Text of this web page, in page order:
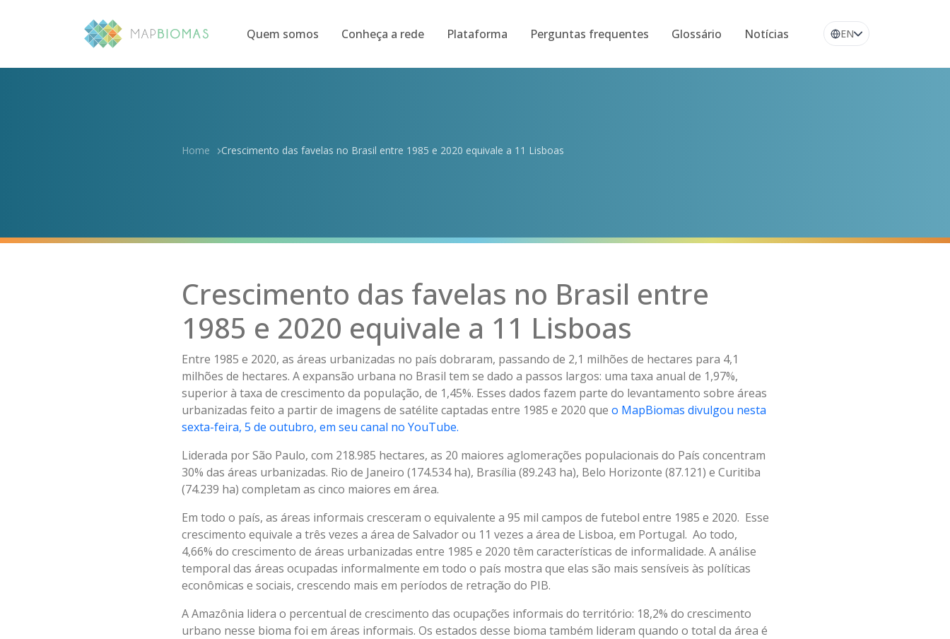
Quem somos Conheça a rede Plataforma Perguntas frequentes Glossário Notícias EN
Home Crescimento das favelas no Brasil entre 1985 e 2020 equivale a 11 Lisboas
Crescimento das favelas no Brasil entre
1985 e 2020 equivale a 11 Lisboas
Entre 1985 e 2020, as áreas urbanizadas no país dobraram, passando de 2,1 milhões de hectares para 4,1
milhões de hectares. A expansão urbana no Brasil tem se dado a passos largos: uma taxa anual de 1,97%,
superior à taxa de crescimento da população, de 1,45%. Esses dados fazem parte do levantamento sobre áreas
urbanizadas feito a partir de imagens de satélite captadas entre 1985 e 2020 que o MapBiomas divulgou nesta
sexta-feira, 5 de outubro, em seu canal no YouTube.
Liderada por São Paulo, com 218.985 hectares, as 20 maiores aglomerações populacionais do País concentram
30% das áreas urbanizadas. Rio de Janeiro (174.534 ha), Brasília (89.243 ha), Belo Horizonte (87.121) e Curitiba
(74.239 ha) completam as cinco maiores em área.
Em todo o país, as áreas informais cresceram o equivalente a 95 mil campos de futebol entre 1985 e 2020. Esse
crescimento equivale a três vezes a área de Salvador ou 11 vezes a área de Lisboa, em Portugal. Ao todo,
4,66% do crescimento de áreas urbanizadas entre 1985 e 2020 têm características de informalidade. A análise
temporal das áreas ocupadas informalmente em todo o país mostra que elas são mais sensíveis às políticas
econômicas e sociais, crescendo mais em períodos de retração do PIB.
A Amazônia lidera o percentual de crescimento das ocupações informais do território: 18,2% do crescimento
urbano nesse bioma foi em áreas informais. Os estados desse bioma também lideram quando o total da área é